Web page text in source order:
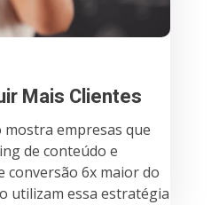
Mais Clientes
empresas que
de conteúdo e
conversão 6x maior do
utilizam essa estratégia